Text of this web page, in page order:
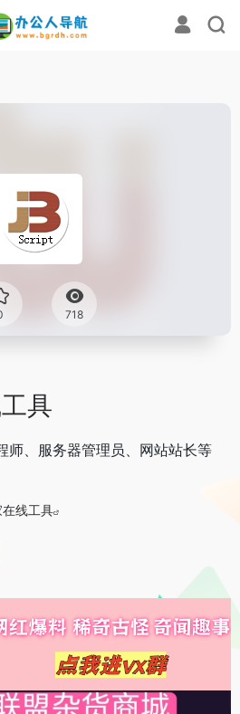
718
具
师、服务器管理员、网站站长等
线工具